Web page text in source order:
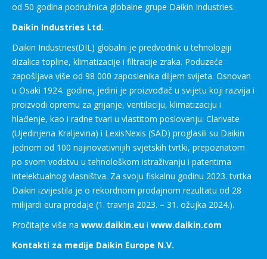
od 50 godina podružnica globalne grupe Daikin Industries.
Daikin Industries Ltd.
Daikin Industries(DIL) globalni je predvodnik u tehnologiji
dizalica topline, klimatizacije i filtracije zraka. Poduzeće
zapošljava više od 98 000 zaposlenika diljem svijeta. Osnovan
u Osaki 1924. godine, jedini je proizvođač u svijetu koji razvija i
proizvodi opremu za grijanje, ventilaciju, klimatizaciju i
hlađenje, kao i radne tvari u vlastitom poslovanju. Clarivate
(Ujedinjena Kraljevina) i LexisNexis (SAD) proglasili su Daikin
jednom od 100 najinovativnijih svjetskih tvrtki, prepoznatom
po svom vodstvu u tehnološkom istraživanju i patentima
intelektualnog vlasništva. Za svoju fiskalnu godinu 2023. tvrtka
Daikin izvijestila je o rekordnom prodajnom rezultatu od 28
milijardi eura prodaje (1. travnja 2023. – 31. ožujka 2024.).
Pročitajte više na www.daikin.eu i www.daikin.com
Kontakti za medije Daikin Europe N.V.